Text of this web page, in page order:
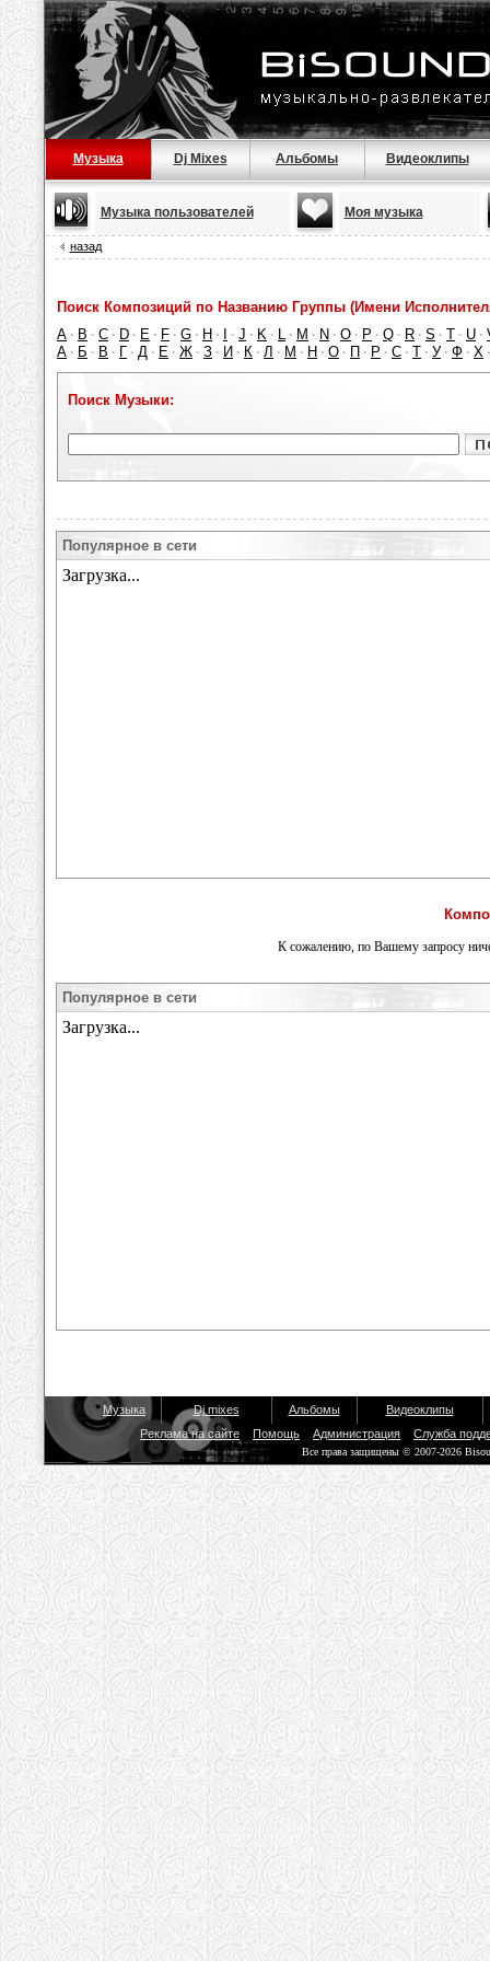
Музыка Dj Mixes Альбомы Видеоклипы
Музыка пользователей Моя музыка
назад
Поиск Композиций по Названию Группы (Имени
A · B · C · D · E · F · G · H · · J · K · L · M · N · O · P · Q · R · S · T · U ·
А · Б · В · Г · Д · Е · Ж · З · И · К · Л · М · Н · О · П · Р · С · Т · У · Ф · Х
Поиск Музыки:
Популярное в сети
К сожалению, по Вашему запросу
Популярное в сети
Музыка Dj mixes Альбомы
Видеоклипы
Реклама на сайте
Помощь Администрация Служба
Все права защищены © 2007-2026